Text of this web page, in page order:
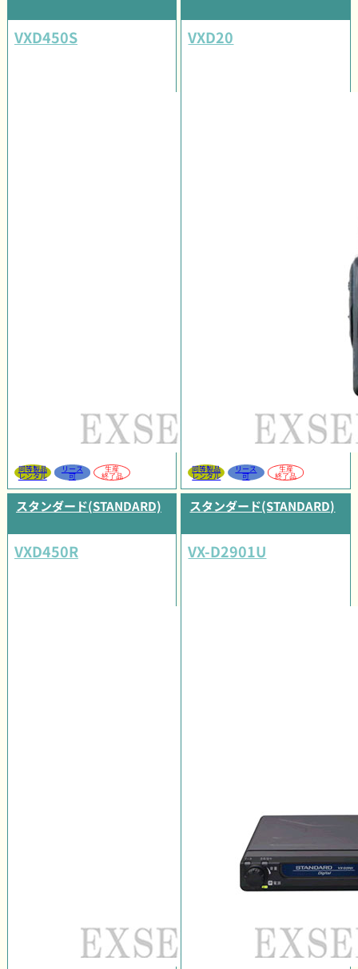
VXD450S
同等製品
レンタル
リース
可
生産
終了品
VXD20
同等製品
レンタル
リース
可
生産
終了品
スタンダード(STANDARD)
VXD450R
スタンダード(STANDARD)
VX-D2901U